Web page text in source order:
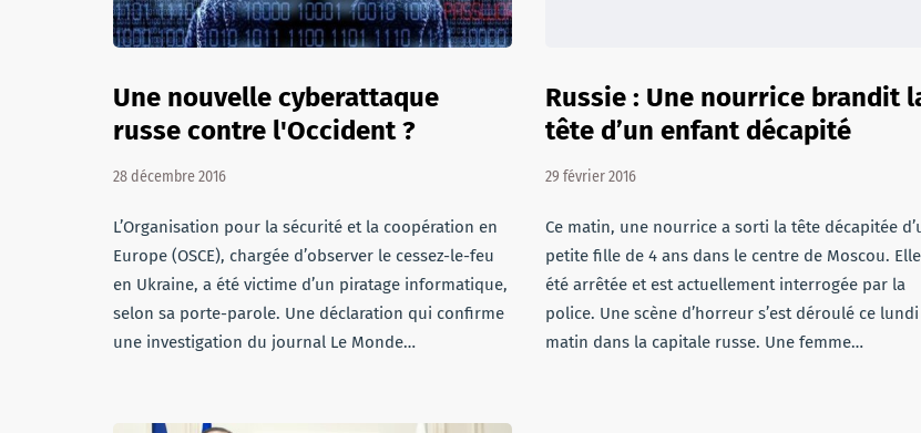
Une nouvelle cyberattaque
russe contre l'Occident ?
28 décembre 2016
L’Organisation pour la sécurité et la coopération en
Europe (OSCE), chargée d’observer le cessez-le-feu
en Ukraine, a été victime d’un piratage informatique,
selon sa porte-parole. Une déclaration qui confirme
une investigation du journal Le Monde…
Russie : Une nourrice brandit
tête d’un enfant décapité
29 février 2016
Ce matin, une nourrice a sorti la tête décapitée
petite fille de 4 ans dans le centre de Moscou.
été arrêtée et est actuellement interrogée par la
police. Une scène d’horreur s’est déroulé ce lundi
matin dans la capitale russe. Une femme…